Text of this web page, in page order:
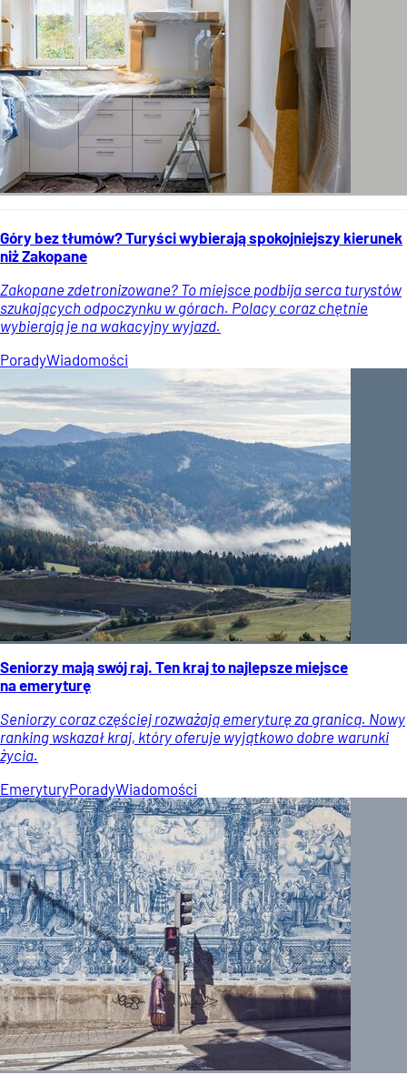
Góry bez tłumów? Turyści wybierają spokojniejszy kierunek
niż Zakopane
Zakopane zdetronizowane? To miejsce podbija serca turystów
szukających odpoczynku w górach. Polacy coraz chętnie
wybierają je na wakacyjny wyjazd.
PoradyWiadomości
Seniorzy mają swój raj. Ten kraj to najlepsze miejsce
na emeryturę
Seniorzy coraz częściej rozważają emeryturę za granicą. Nowy
ranking wskazał kraj, który oferuje wyjątkowo dobre warunki
życia.
EmeryturyPoradyWiadomości